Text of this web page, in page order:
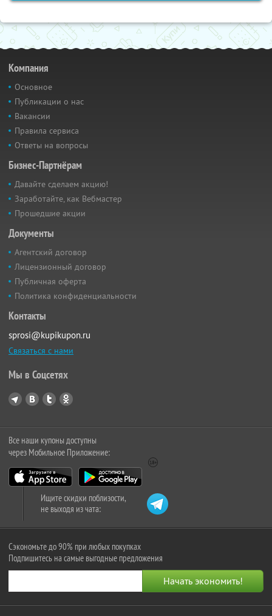
Компания
Основное
Публикации о нас
Вакансии
Правила сервиса
Ответы на вопросы
Бизнес-Партнёрам
Давайте сделаем акцию!
Заработайте, как Вебмастер
Прошедшие акции
Документы
Агентский договор
Лицензионный договор
Публичная оферта
Политика конфиденциальности
Контакты
sprosi@kupikupon.ru
Связаться с нами
Мы в Соцсетях
Все наши купоны доступны
через Мобильное Приложение:
Ищите скидки поблизости,
не выходя из чата:
Сэкономьте до 90% при любых покупках
Подпишитесь на самые выгодные предложения